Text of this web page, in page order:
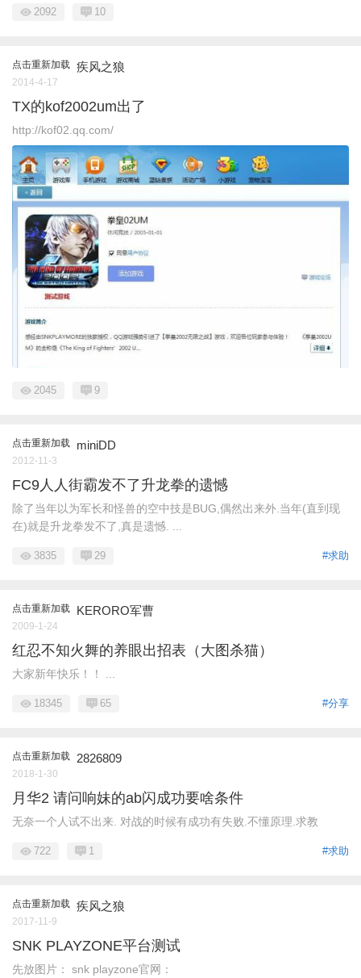
2092 10
点击重新加载 疾风之狼
2014-4-17
TX的kof2002um出了
http://kof02.qq.com/
2045 9
点击重新加载 miniDD
2012-11-3
FC9人人街霸发不了升龙拳的遗憾
除了当年以为军长和怪兽的空中技是BUG,偶然出来外.当年(直到现
在)就是升龙拳发不了,真是遗憾. ...
#求助
3835 29
点击重新加载 KERORO军曹
2009-1-24
红忍不知火舞的养眼出招表（大图杀猫）
大家新年快乐！！ ...
#分享
18345 65
点击重新加载 2826809
2018-1-30
月华2 请问响妹的ab闪成功要啥条件
无奈一个人试不出来. 对战的时候有成功有失败.不懂原理.求教
#求助
722 1
点击重新加载 疾风之狼
2017-11-9
SNK PLAYZONE平台测试
先放图片： snk playzone官网：